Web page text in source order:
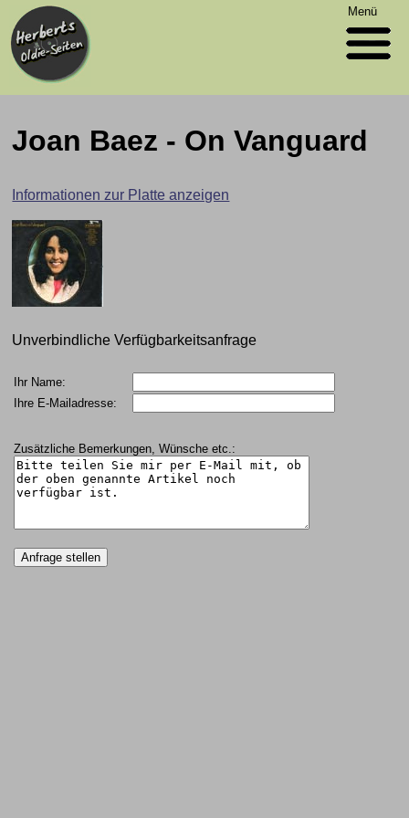
Menü
Joan Baez - On Vanguard
Informationen zur Platte anzeigen
Unverbindliche Verfügbarkeitsanfrage
Ihr Name:
Ihre E-Mailadresse:
Zusätzliche Bemerkungen, Wünsche etc.: